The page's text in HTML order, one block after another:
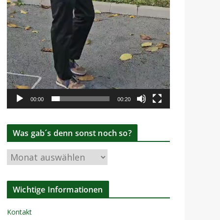
00:00 00:20
Was gab´s denn sonst noch so?
W
a
s
a
Wichtige Informationen
Kontakt